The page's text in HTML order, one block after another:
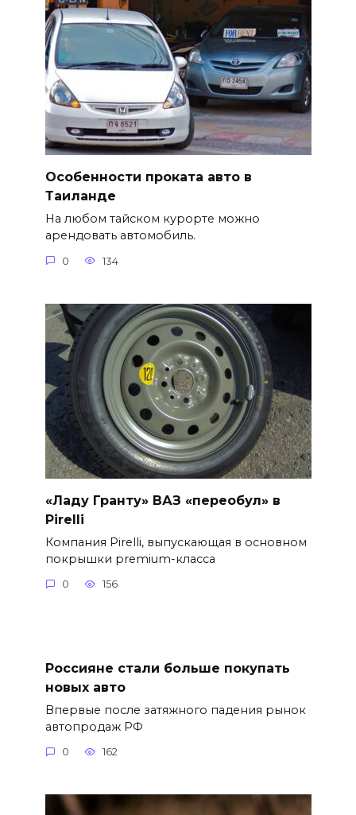
Особенности проката авто в
Таиланде
На любом тайском курорте можно
арендовать автомобиль.
0 134
«Ладу Гранту» ВАЗ «переобул» в
Pirelli
Компания Pirelli, выпускающая в основном
покрышки premium-класса
0 156
Россияне стали больше покупать
новых авто
Впервые после затяжного падения рынок
автопродаж РФ
0 162